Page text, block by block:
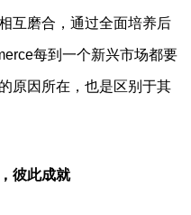
互磨合，通过全面培养后
每到一个新兴市场都要
原因所在，也是区别于其
彼此成就